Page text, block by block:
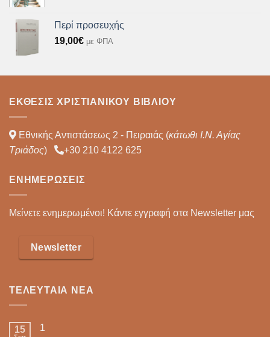
Περί προσευχής
19,00€ με ΦΠΑ
ΈΚΘΕΣΙΣ ΧΡΙΣΤΙΑΝΙΚΟΎ ΒΙΒΛΊΟΥ
Εθνικής Αντιστάσεως 2 - Πειραιάς (κάτωθι Ι.Ν. Αγίας
Τριάδος) +30 210 4122 625
ΕΝΗΜΕΡΏΣΕΙΣ
Μείνετε ενημερωμένοι! Κάντε εγγραφή στα Newsletter μας
Newsletter
ΤΕΛΕΥΤΑΊΑ ΝΈΑ
15 1